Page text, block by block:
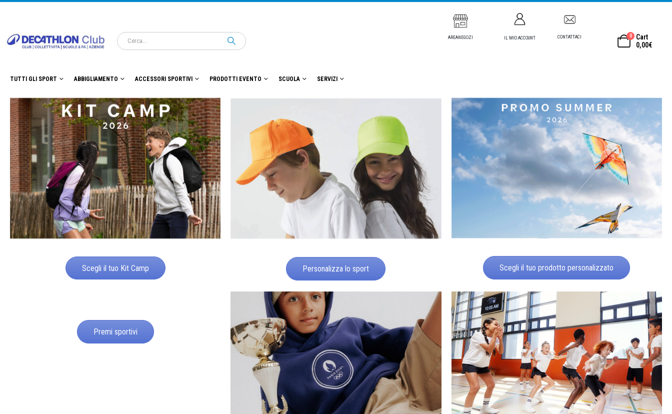
AREANEGOZI IL MIO ACCOUNT CONTATTACI 0
Cart
0,00€
TUTTI GLI SPORT ABBIGLIAMENTO ACCESSORI SPORTIVI PRODOTTI EVENTO SCUOLA SERVIZI
Scegli il tuo Kit Camp Personalizza lo sport Scegli il tuo prodotto personalizzato
Premi sportivi